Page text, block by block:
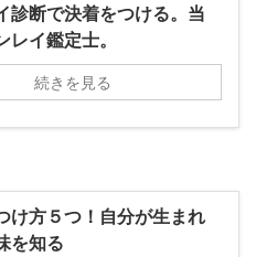
診断で決着をつける。当
レイ鑑定士。
続きを見る
け方５つ！自分が生まれ
を知る